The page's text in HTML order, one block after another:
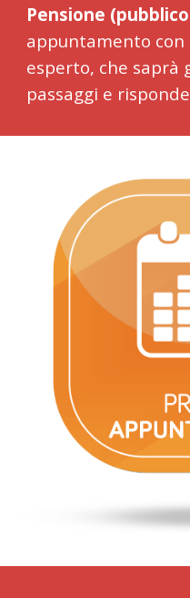
Pensione
appuntamento con
esperto, che
passaggi e